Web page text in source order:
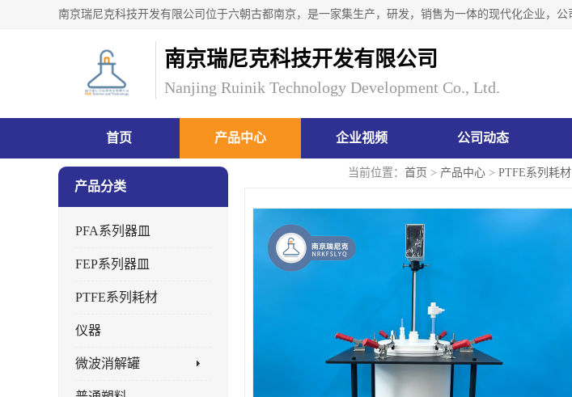
南京瑞尼克科技开发有限公司
Nanjing Ruinik Technology Development Co., Ltd.
首页 产品中心 企业视频 公司动态
当前位置： 首页 > 产品中心 > PTFE系列耗材
产品分类
PFA系列器皿
FEP系列器皿
PTFE系列耗材
仪器
微波消解罐